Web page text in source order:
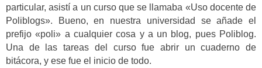
particular, asistí a un curso que se llamaba «Uso docente de
Poliblogs». Bueno, en nuestra universidad se añade el
prefijo «poli» a cualquier cosa y a un blog, pues Poliblog.
Una de las tareas del curso fue abrir un cuaderno de
bitácora, y ese fue el inicio de todo.